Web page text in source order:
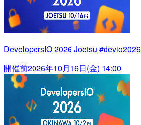
DevelopersIO 2026 Joetsu #devio2026
開催前2026年10月16日(金) 14:00